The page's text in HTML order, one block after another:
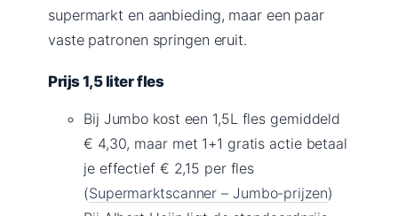
supermarkt en aanbieding, maar een paar
vaste patronen springen eruit.
Prijs 1,5 liter fles
Bij Jumbo kost een 1,5L fles gemiddeld
€ 4,30, maar met 1+1 gratis actie betaal
je effectief € 2,15 per fles
(Supermarktscanner – Jumbo-prijzen)